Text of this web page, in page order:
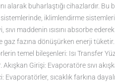
alarak buharlaştığı cihazlardır.
iklimlendirme
maddenin ısısını absorbe
gaz fazına dönüşürken enerji
temel bileşenleri: Isı Transfer
Girişi: Evaporatöre sıvı
Evaporatörler, sıcaklık farkına